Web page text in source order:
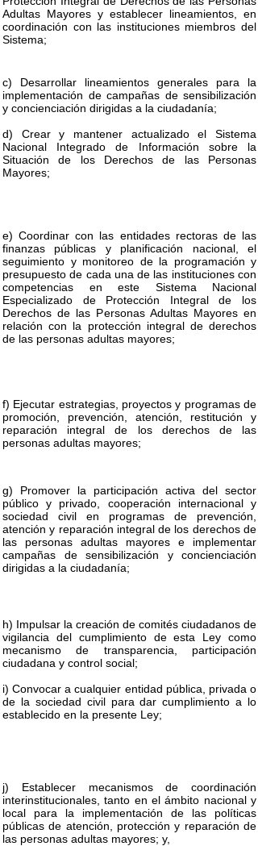
Adultas Mayores y establecer lineamientos, en
coordinación con las instituciones miembros del
Sistema;
c) Desarrollar lineamientos generales para la
implementación de campañas de sensibilización
y concienciación dirigidas a la ciudadanía;
d) Crear y mantener actualizado el Sistema
Nacional Integrado de Información sobre la
Situación de los Derechos de las Personas
Mayores;
e) Coordinar con las entidades rectoras de las
finanzas públicas y planificación nacional, el
seguimiento y monitoreo de la programación y
presupuesto de cada una de las instituciones con
competencias en este Sistema Nacional
Especializado de Protección Integral de los
Derechos de las Personas Adultas Mayores en
relación con la protección integral de derechos
de las personas adultas mayores;
f) Ejecutar estrategias, proyectos y programas de
promoción, prevención, atención, restitución y
reparación integral de los derechos de las
personas adultas mayores;
g) Promover la participación activa del sector
público y privado, cooperación internacional y
sociedad civil en programas de prevención,
atención y reparación integral de los derechos de
las personas adultas mayores e implementar
campañas de sensibilización y concienciación
dirigidas a la ciudadanía;
h) Impulsar la creación de comités ciudadanos de
vigilancia del cumplimiento de esta Ley como
mecanismo de transparencia, participación
ciudadana y control social;
i) Convocar a cualquier entidad pública, privada o
de la sociedad civil para dar cumplimiento a lo
establecido en la presente Ley;
j) Establecer mecanismos de coordinación
interinstitucionales, tanto en el ámbito nacional y
local para la implementación de las políticas
públicas de atención, protección y reparación de
las personas adultas mayores; y,